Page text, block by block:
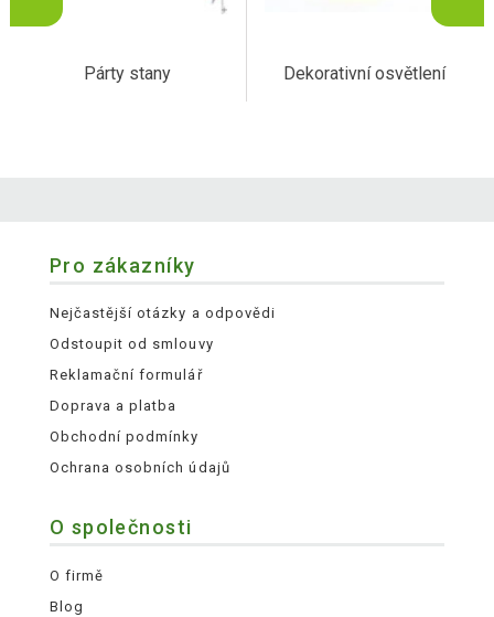
Párty stany Dekorativní osvětlení
Pro zákazníky
Nejčastější otázky a odpovědi
Odstoupit od smlouvy
Reklamační formulář
Doprava a platba
Obchodní podmínky
Ochrana osobních údajů
O společnosti
O firmě
Blog